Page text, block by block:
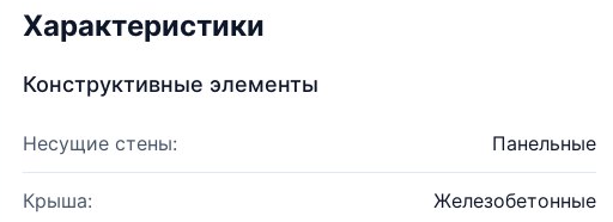
Характеристики
Конструктивные элементы
Несущие стены: Панельные
Крыша: Железобетонные